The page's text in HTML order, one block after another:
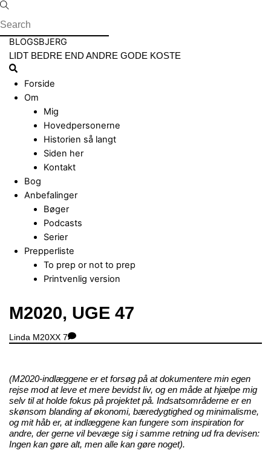
Skip
to
content
Menu
BLOGSBJERG
LIDT BEDRE END ANDRE GODE KOSTE
Search
Forside
Om
Mig
Hovedpersonerne
Historien så langt
Siden her
Kontakt
Bog
Anbefalinger
Bøger
Podcasts
Serier
Prepperliste
To prep or not to prep
Printvenlig version
Close
Menu
M2020, UGE 47
Linda M20XX 7
(M2020-indlæggene er et forsøg på at dokumentere min egen
rejse mod at leve et mere bevidst liv, og en måde at hjælpe mig
selv til at holde fokus på projektet på. Indsatsområderne er en
skønsom blanding af økonomi, bæredygtighed og minimalisme,
og mit håb er, at indlæggene kan fungere som inspiration for
andre, der gerne vil bevæge sig i samme retning ud fra devisen:
Ingen kan gøre alt, men alle kan gøre noget).